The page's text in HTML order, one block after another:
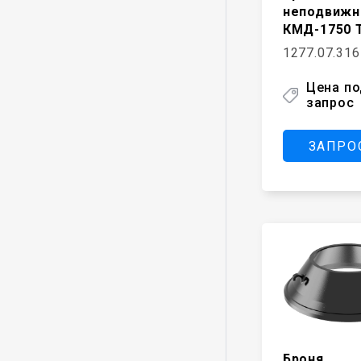
КМД-1750
Цена
запрос